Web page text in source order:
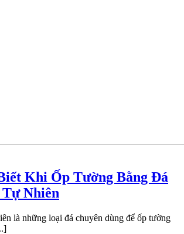
Khi Ốp Tường Bằng Đá
Nhiên
là những loại đá chuyên dùng để ốp tường